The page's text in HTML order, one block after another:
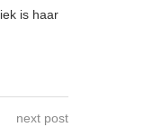
is haar
next post